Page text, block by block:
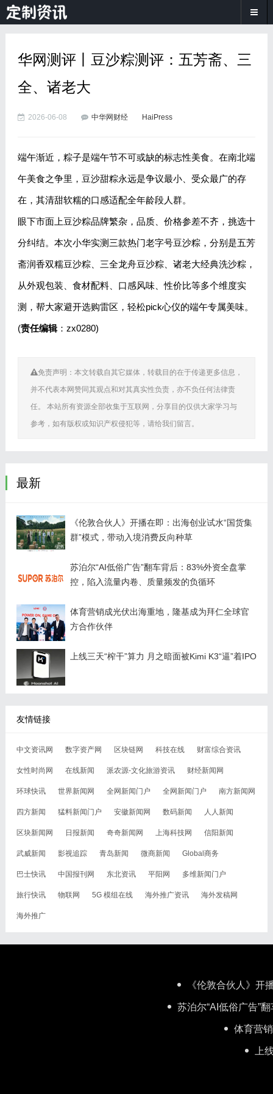
华网测评丨豆沙粽测评：五芳斋、三
全、诸老大
2026-06-08 中华网财经 HaiPress
端午渐近，粽子是端午节不可或缺的标志性美食。在南北端
午美食之争里，豆沙甜粽永远是争议最小、受众最广的存
在，其清甜软糯的口感适配全年龄段人群。
眼下市面上豆沙粽品牌繁杂，品质、价格参差不齐，挑选十
分纠结。本次小华实测三款热门老字号豆沙粽，分别是五芳
斋润香双糯豆沙粽、三全龙舟豆沙粽、诸老大经典洗沙粽，
从外观包装、食材配料、口感风味、性价比等多个维度实
测，帮大家避开选购雷区，轻松pick心仪的端午专属美味。
(责任编辑：zx0280)
免责声明：本文转载自其它媒体，转载目的在于传递更多信息，
并不代表本网赞同其观点和对其真实性负责，亦不负任何法律责
任。 本站所有资源全部收集于互联网，分享目的仅供大家学习与
参考，如有版权或知识产权侵犯等，请给我们留言。
最新
《伦敦合伙人》开播在即：出海创业试水“国货集
群”模式，带动入境消费反向种草
苏泊尔“AI低俗广告”翻车背后：83%外资全盘掌
控，陷入流量内卷、质量频发的负循环
体育营销成光伏出海重地，隆基成为拜仁全球官
方合作伙伴
上线三天“榨干”算力 月之暗面被Kimi K3“逼”着IPO
友情链接
中文资讯网 数字资产网 区块链网 科技在线 财富综合资讯
女性时尚网 在线新闻 派农源-文化旅游资讯 财经新闻网
环球快讯 世界新闻网 全网新闻门户 全网新闻门户 南方新闻网
四方新闻 猛料新闻门户 安徽新闻网 数码新闻 人人新闻
区块新闻网 日报新闻 奇奇新闻网 上海科技网 信阳新闻
武威新闻 影视追踪 青岛新闻 微商新闻 Global商务
巴士快讯 中国报刊网 东北资讯 平阳网 多维新闻门户
旅行快讯 物联网 5G 模组在线 海外推广资讯 海外发稿网
海外推广
《伦敦合伙人》开
苏泊尔“AI低俗广告”
体育营
上